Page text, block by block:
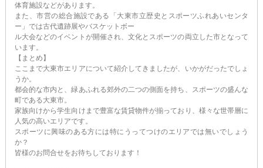
体育施設などがあります。
また、市営の総合施設である「大東市立歴史とスポーツふれあいセンタ
ー」では古代遺跡展やバスケットボー
ル大会などのイベントが開催され、文化とスポーツの両立した市となって
います。
【まとめ】
ここまで大東市エリアについて紹介してきましたが、いかがだったでしょ
うか。
都会的な市内と、緑あふれる郊外の二つの側面を持ち、スポーツの盛んな
町である大東市。
家族向けから学生向けまで豊富な賃貸物件が揃っており、様々な世帯層に
人気の高いエリアです。
スポーツに興味のある方には特にうってつけのエリアでは無いでしょう
か？
皆様のお問合せをお待ちしております！